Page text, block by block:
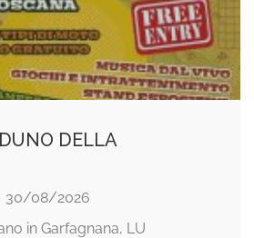
DELLA
30/08/2026
in Garfagnana, LU